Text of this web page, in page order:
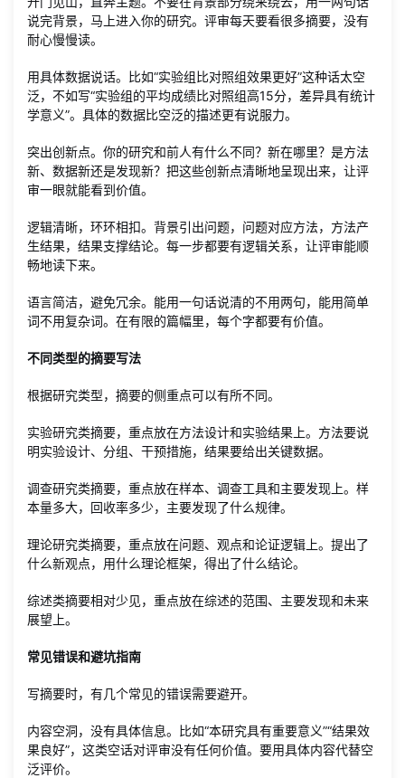
说完背景，马上进入你的研究。评审每天要看很多摘要，没有
耐心慢慢读。
用具体数据说话。比如“实验组比对照组效果更好”这种话太空
泛，不如写“实验组的平均成绩比对照组高15分，差异具有统计
学意义”。具体的数据比空泛的描述更有说服力。
突出创新点。你的研究和前人有什么不同？新在哪里？是方法
新、数据新还是发现新？把这些创新点清晰地呈现出来，让评
审一眼就能看到价值。
逻辑清晰，环环相扣。背景引出问题，问题对应方法，方法产
生结果，结果支撑结论。每一步都要有逻辑关系，让评审能顺
畅地读下来。
语言简洁，避免冗余。能用一句话说清的不用两句，能用简单
词不用复杂词。在有限的篇幅里，每个字都要有价值。
不同类型的摘要写法
根据研究类型，摘要的侧重点可以有所不同。
实验研究类摘要，重点放在方法设计和实验结果上。方法要说
明实验设计、分组、干预措施，结果要给出关键数据。
调查研究类摘要，重点放在样本、调查工具和主要发现上。样
本量多大，回收率多少，主要发现了什么规律。
理论研究类摘要，重点放在问题、观点和论证逻辑上。提出了
什么新观点，用什么理论框架，得出了什么结论。
综述类摘要相对少见，重点放在综述的范围、主要发现和未来
展望上。
常见错误和避坑指南
写摘要时，有几个常见的错误需要避开。
内容空洞，没有具体信息。比如“本研究具有重要意义”“结果效
果良好”，这类空话对评审没有任何价值。要用具体内容代替空
泛评价。